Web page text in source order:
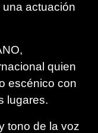
actuación
quien
escénico con
lugares.
tono de la voz